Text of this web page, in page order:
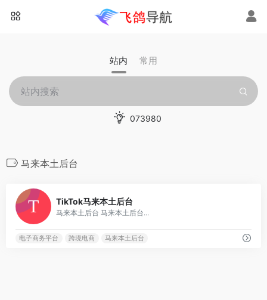
站内 常用
073980
马来本土后台
TikTok马来本土后台
马来本土后台 马来本土后台...
电子商务平台 跨境电商 马来本土后台